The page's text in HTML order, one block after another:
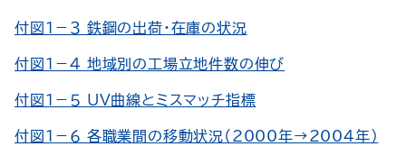
付図１－３ 鉄鋼の出荷・在庫の状況
付図１－４ 地域別の工場立地件数の伸び
付図１－５ UV曲線とミスマッチ指標
付図１－６ 各職業間の移動状況（2000年→2004年）